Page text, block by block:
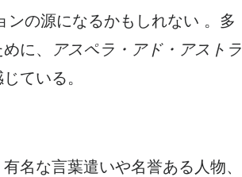
ンの源になるかもしれない 。多
に、
アスペラ・アド・アストラ
ている。
名な言葉遣いや名誉ある人物、